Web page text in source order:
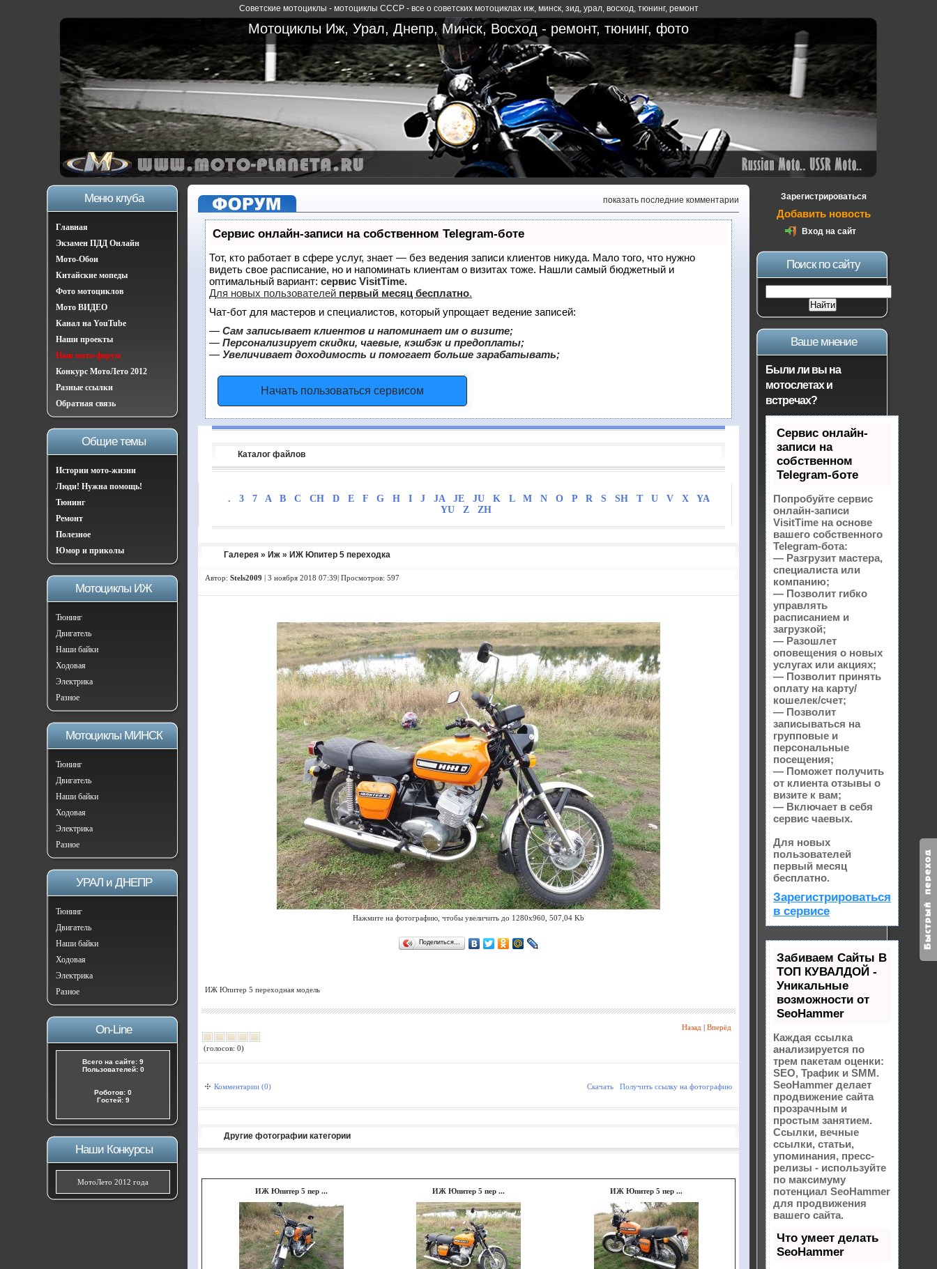
Советские мотоциклы - мотоциклы СССР - все о советских мотоциклах иж, минск, зид, урал, восход,тюнинг,ремонт
Мотоциклы Иж, Урал, Днепр, Минск, Восход - ремонт, тюнинг, фото
Меню клуба
Главная
Экзамен ПДД Онлайн
Мото-Обои
Китайские мопеды
Фото мотоциклов
Мото ВИДЕО
Канал на YouTube
Наши проекты
Наш мото-форум
Конкурс МотоЛето 2012
Разные ссылки
Обратная связь
Общие темы
Истории мото-жизни
Люди! Нужна помощь!
Тюнинг
Ремонт
Полезное
Юмор и приколы
Мотоциклы ИЖ
Тюнинг
Двигатель
Наши байки
Ходовая
Электрика
Разное
Мотоциклы МИНСК
Тюнинг
Двигатель
Наши байки
Ходовая
Электрика
Разное
УРАЛ и ДНЕПР
Тюнинг
Двигатель
Наши байки
Ходовая
Электрика
Разное
On-Line
Всего на сайте: 9
Пользователей: 0
Роботов: 0
Гостей: 9
Наши Конкурсы
МотоЛето 2012 года
показать последние комментарии
Сервис онлайн-записи на собственном Telegram-боте
Тот, кто работает в сфере услуг, знает — без ведения записи клиентов никуда. Мало того, что нужно
видеть свое расписание, но и напоминать клиентам о визитах тоже. Нашли самый бюджетный и
оптимальный вариант: сервис VisitTime.
Для новых пользователей первый месяц бесплатно.
Чат-бот для мастеров и специалистов, который упрощает ведение записей:
— Сам записывает клиентов и напоминает им о визите;
— Персонализирует скидки, чаевые, кэшбэк и предоплаты;
— Увеличивает доходимость и помогает больше зарабатывать;
Начать пользоваться сервисом
Каталог файлов
. 3 7 A B C CH D E F G H I J JA JE JU K L M N O P R S SH T U V X
YA
YU
Z ZH
Галерея » Иж » ИЖ Юпитер 5 переходка
Автор: Stels2009 | 3 ноября 2018 07:39| Просмотров: 597
Нажмите на фотографию, чтобы увеличить до 1280x960, 507,04 Kb
Поделиться…
ИЖ Юпитер 5 переходная модель
(голосов: 0)
Назад | Вперёд
Комментарии (0) Скачать Получить ссылку на фотографию
Другие фотографии категории
ИЖ Юпитер 5 пер ... ИЖ Юпитер 5 пер ... ИЖ Юпитер 5 пер ...
Зарегистрироваться
Добавить новость
Вход на сайт
Поиск по сайту
Ваше мнение
Были ли вы на
мотослетах и
встречах?
Сервис онлайн-
записи на
собственном
Telegram-боте
Попробуйте сервис
онлайн-записи
VisitTime на основе
вашего собственного
Telegram-бота:
— Разгрузит мастера,
специалиста или
компанию;
— Позволит гибко
управлять
расписанием и
загрузкой;
— Разошлет
оповещения о новых
услугах или акциях;
— Позволит принять
оплату на карту/
кошелек/счет;
— Позволит
записываться на
групповые и
персональные
посещения;
— Поможет получить
от клиента отзывы о
визите к вам;
— Включает в себя
сервис чаевых.
Для новых
пользователей
первый месяц
бесплатно.
Зарегистрироваться
в сервисе
Забиваем Сайты В
ТОП КУВАЛДОЙ -
Уникальные
возможности от
SeoHammer
Каждая ссылка
анализируется по
трем пакетам оценки:
SEO, Трафик и SMM.
SeoHammer делает
продвижение сайта
прозрачным и
простым занятием.
Ссылки, вечные
ссылки, статьи,
упоминания, пресс-
релизы - используйте
по максимуму
потенциал SeoHammer
для продвижения
вашего сайта.
Что умеет делать
SeoHammer